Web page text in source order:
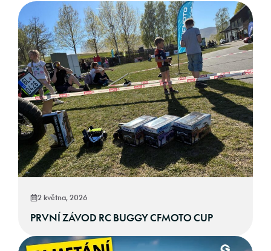
2 května, 2026
PRVNÍ ZÁVOD RC BUGGY CFMOTO CUP